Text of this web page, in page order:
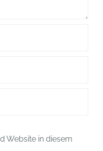
Website in diesem